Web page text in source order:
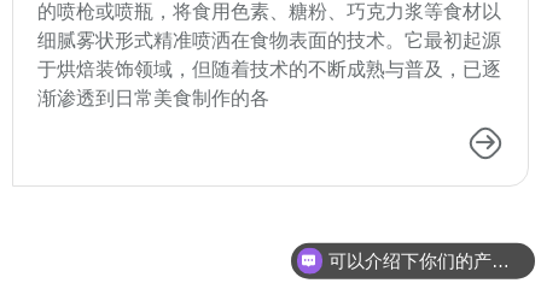
的喷枪或喷瓶，将食用色素、糖粉、巧克力浆等食材以
细腻雾状形式精准喷洒在食物表面的技术。它最初起源
于烘焙装饰领域，但随着技术的不断成熟与普及，已逐
渐渗透到日常美食制作的各
可以介绍下你们的产品么